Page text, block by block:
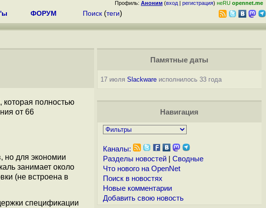
Профиль: Аноним (вход | регистрация) неRU opennet.me
ФОРУМ Поиск (теги)
, которая полностью
от 66
но для экономии
занимает около
(не встроена в
спецификации
Памятные даты
17 июля Slackwareисполнилось 33 года
Навигация
Каналы:
Разделы новостей| Сводные
Что нового на OpenNet
Поиск в новостях
Новые комментарии
Добавить свою новость